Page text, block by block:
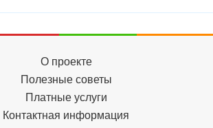
О проекте
Полезные советы
Платные услуги
Контактная информация